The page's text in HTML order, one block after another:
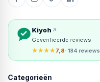
Kiyoh
Geverifieerde reviews
★★★★7,8· 184 reviews
Categorieën